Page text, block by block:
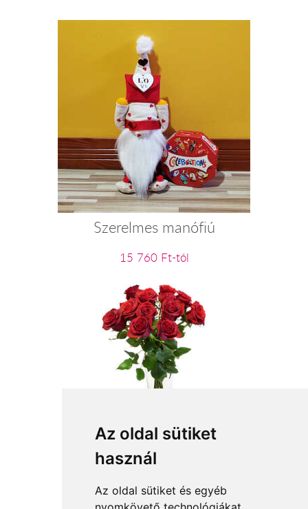
Az oldal sütiket
használ
Az oldal sütiket és egyéb
Szerelmes manófiú
15 760 Ft-tól
Szálas virágok: vörös rózsa
4 080 Ft-tól